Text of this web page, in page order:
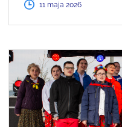
11 maja 2026